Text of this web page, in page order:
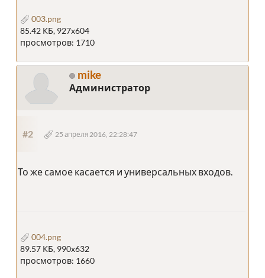
003.png
85.42 КБ, 927x604
просмотров: 1710
mike
Администратор
#2 25 апреля 2016, 22:28:47
То же самое касается и универсальных входов.
004.png
89.57 КБ, 990x632
просмотров: 1660